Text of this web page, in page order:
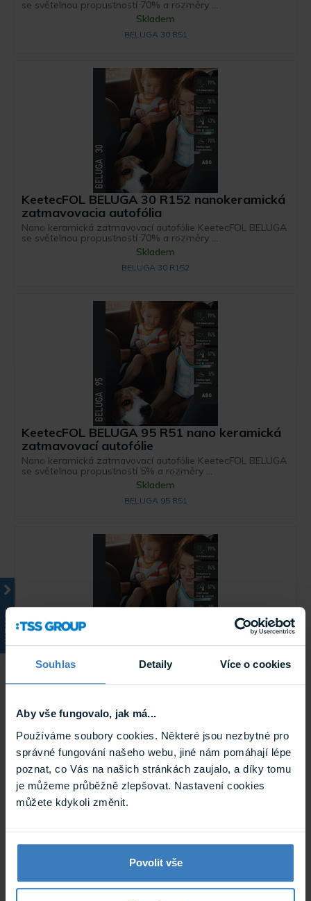
Souhlas Detaily Více o cookies
Aby vše fungovalo, jak má...
Používáme soubory cookies. Některé jsou nezbytné pro
správné fungování našeho webu, jiné nám pomáhají lépe
poznat, co Vás na našich stránkách zaujalo, a díky tomu
je můžeme průběžně zlepšovat. Nastavení cookies
můžete kdykoli změnit.
Povolit vše
KATALOG
se světelnou propustností 70% a rozměry ...
Skladem
BELUGA 30 R51
KeetecFOL BELUGA 30 R152 nanokeramická
zatmavovacia autofólia
Nano keramická zatmavovací autofólie KeetecFOL BELUGA
se světelnou propustností 70% a rozměry ...
Skladem
BELUGA 30 R152
KeetecFOL BELUGA 95 R51 nano keramická
zatmavovací autofólie
Nano keramická zatmavovací autofólie KeetecFOL BELUGA
se světelnou propustností 5% a rozměry ...
Skladem
BELUGA 95 R51
KeetecFOL BELUGA 95 R152 nano keramická
Skladem
BELUGA 95 R152